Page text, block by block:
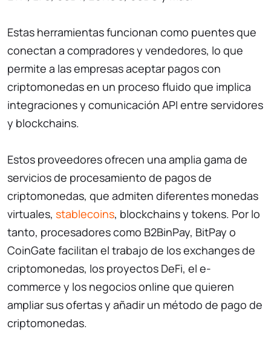
Estas herramientas funcionan como puentes que
conectan a compradores y vendedores, lo que
permite a las empresas aceptar pagos con
criptomonedas en un proceso fluido que implica
integraciones y comunicación API entre servidores
y blockchains.
Estos proveedores ofrecen una amplia gama de
servicios de procesamiento de pagos de
criptomonedas, que admiten diferentes monedas
virtuales, stablecoins, blockchains y tokens. Por lo
tanto, procesadores como B2BinPay, BitPay o
CoinGate facilitan el trabajo de los exchanges de
criptomonedas, los proyectos DeFi, el e-
commerce y los negocios online que quieren
ampliar sus ofertas y añadir un método de pago de
criptomonedas.